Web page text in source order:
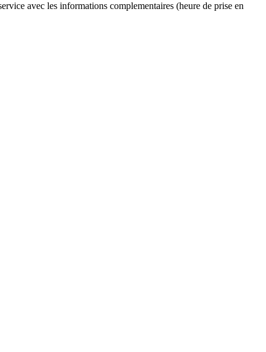
avec les informations complementaires (heure de prise en